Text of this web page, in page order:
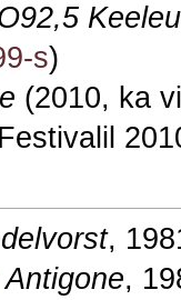
s)
(2010, ka
,
Antigone,